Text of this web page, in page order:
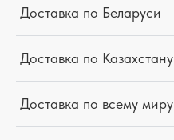
Доставка по Беларуси
Доставка по Казахстану
Доставка по всему миру